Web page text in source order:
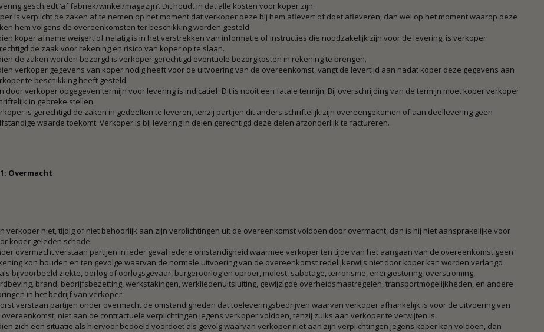
geschiedt ‘af fabriek/winkel/magazijn’. Dit houdt in dat alle kosten voor koper zijn.
is verplicht de zaken af te nemen op het moment dat verkoper deze bij hem aflevert of doet afleveren, dan wel op het moment waarop deze
hem volgens de overeenkomsten ter beschikking worden gesteld.
koper afname weigert of nalatig is in het verstrekken van informatie of instructies die noodzakelijk zijn voor de levering, is verkoper
de zaak voor rekening en risico van koper op te slaan.
de zaken worden bezorgd is verkoper gerechtigd eventuele bezorgkosten in rekening te brengen.
verkoper gegevens van koper nodig heeft voor de uitvoering van de overeenkomst, vangt de levertijd aan nadat koper deze gegevens aan
te beschikking heeft gesteld.
door verkoper opgegeven termijn voor levering is indicatief. Dit is nooit een fatale termijn. Bij overschrijding van de termijn moet koper verkoper
in gebreke stellen.
is gerechtigd de zaken in gedeelten te leveren, tenzij partijen dit anders schriftelijk zijn overeengekomen of aan deellevering geen
waarde toekomt. Verkoper is bij levering in delen gerechtigd deze delen afzonderlijk te factureren.
Overmacht
verkoper niet, tijdig of niet behoorlijk aan zijn verplichtingen uit de overeenkomst voldoen door overmacht, dan is hij niet aansprakelijke voor
koper geleden schade.
overmacht verstaan partijen in ieder geval iedere omstandigheid waarmee verkoper ten tijde van het aangaan van de overeenkomst geen
kon houden en ten gevolge waarvan de normale uitvoering van de overeenkomst redelijkerwijs niet door koper kan worden verlangd
bijvoorbeeld ziekte, oorlog of oorlogsgevaar, burgeroorlog en oproer, molest, sabotage, terrorisme, energiestoring, overstroming,
brand, bedrijfsbezetting, werkstakingen, werkliedenuitsluiting, gewijzigde overheidsmaatregelen, transportmogelijkheden, en andere
in het bedrijf van verkoper.
verstaan partijen onder overmacht de omstandigheden dat toeleveringsbedrijven waarvan verkoper afhankelijk is voor de uitvoering van
overeenkomst, niet aan de contractuele verplichtingen jegens verkoper voldoen, tenzij zulks aan verkoper te verwijten is.
zich een situatie als hiervoor bedoeld voordoet als gevolg waarvan verkoper niet aan zijn verplichtingen jegens koper kan voldoen, dan